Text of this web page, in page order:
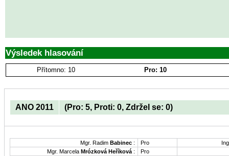
Výsledek hlasování
Přítomno: 10 Pro: 10
ANO 2011 (Pro: 5, Proti: 0, Zdržel se: 0)
Mgr. Radim Babinec : Pro
Mgr. Marcela Mrózková Heříková : Pro